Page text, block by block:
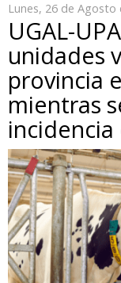
Lunes, 26 de Agosto
UGAL-
unidades
provincia
mientras
incidencia